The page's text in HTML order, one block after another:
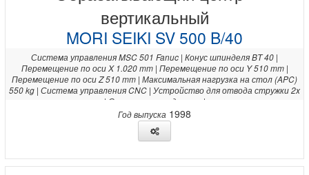
вертикальный
MORI SEIKI SV 500 B/40
Система управления MSC 501 Fanuc | Конус шпинделя BT 40 |
Перемещение по оси X 1.020 mm | Перемещение по оси Y 510 mm |
Перемещение по оси Z 510 mm | Максимальная нагрузка на стол (APC)
550 kg | Система управления CNC | Устройство для отвода стружки 2x
| Система охлаждения x |
Год выпуска 1998